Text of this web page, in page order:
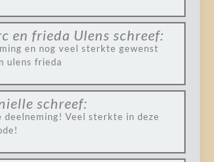
en frieda Ulens schreef:
en nog veel sterkte gewenst
ulens frieda
schreef:
deelneming! Veel sterkte in deze